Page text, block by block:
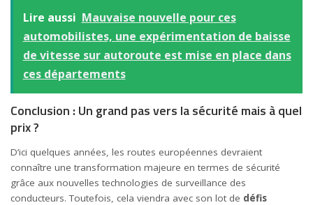
Lire aussi Mauvaise nouvelle pour ces
automobilistes, une expérimentation de baisse
de vitesse sur autoroute est mise en place dans
ces départements
Conclusion : Un grand pas vers la sécurité mais à quel
prix ?
D’ici quelques années, les routes européennes devraient
connaître une transformation majeure en termes de sécurité
grâce aux nouvelles technologies de surveillance des
conducteurs. Toutefois, cela viendra avec son lot de défis